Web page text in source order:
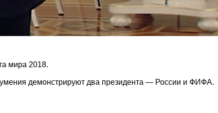
мира 2018.
демонстрируют два президента — России и ФИФА.